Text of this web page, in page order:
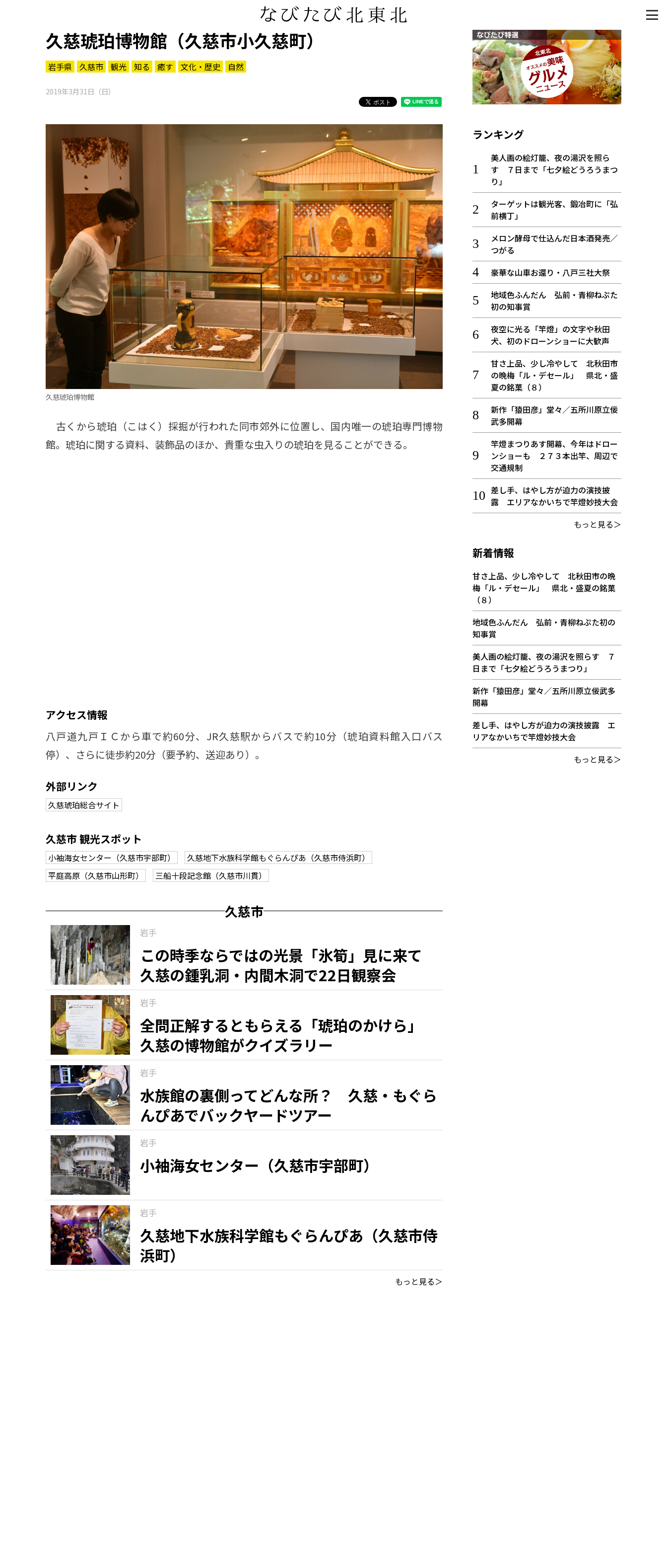
久慈琥珀博物館（久慈市小久慈町）
岩手県 久慈市 観光 知る 癒す 文化・歴史 自然
2019年3月31日（日）
久慈琥珀博物館
古くから琥珀（こはく）採掘が行われた同市郊外に位置し、国内唯一の琥珀専門博物
館。琥珀に関する資料、装飾品のほか、貴重な虫入りの琥珀を見ることができる。
アクセス情報
八戸道九戸ＩＣから車で約60分、JR久慈駅からバスで約10分（琥珀資料館入口バス
停）、さらに徒歩約20分（要予約、送迎あり）。
外部リンク
久慈琥珀総合サイト
久慈市 観光スポット
小袖海女センター（久慈市宇部町）
久慈地下水族科学館もぐらんぴあ（久慈市侍浜町）
平庭高原（久慈市山形町）
三船十段記念館（久慈市川貫）
久慈市
岩手
この時季ならではの光景「氷筍」見に来て
久慈の鍾乳洞・内間木洞で22日観察会
岩手
全問正解するともらえる「琥珀のかけら」
久慈の博物館がクイズラリー
岩手
水族館の裏側ってどんな所？ 久慈・もぐら
んぴあでバックヤードツアー
岩手
小袖海女センター（久慈市宇部町）
岩手
久慈地下水族科学館もぐらんぴあ（久慈市侍
浜町）
もっと見る＞
ランキング
美人画の絵灯籠、夜の湯沢を照ら
す ７日まで「七夕絵どうろうまつ
り」
ターゲットは観光客、鍛冶町に「弘
前横丁」
メロン酵母で仕込んだ日本酒発売／
つがる
豪華な山車お還り・八戸三社大祭
地域色ふんだん 弘前・青柳ねぷた
初の知事賞
夜空に光る「竿燈」の文字や秋田
犬、初のドローンショーに大歓声
甘さ上品、少し冷やして 北秋田市
の晩梅「ル・デセール」 県北・盛
夏の銘菓（８）
新作「猿田彦」堂々／五所川原立佞
武多開幕
竿燈まつりあす開幕、今年はドロー
ンショーも ２７３本出竿、周辺で
交通規制
差し手、はやし方が迫力の演技披
露 エリアなかいちで竿燈妙技大会
もっと見る＞
新着情報
甘さ上品、少し冷やして 北秋田市の晩
梅「ル・デセール」 県北・盛夏の銘菓
（８）
地域色ふんだん 弘前・青柳ねぷた初の
知事賞
美人画の絵灯籠、夜の湯沢を照らす ７
日まで「七夕絵どうろうまつり」
新作「猿田彦」堂々／五所川原立佞武多
開幕
差し手、はやし方が迫力の演技披露 エ
リアなかいちで竿燈妙技大会
もっと見る＞
まつり・イベント
おみやげ・特産
道の駅・産直
アウトドア・レジャー
ご当地グルメ